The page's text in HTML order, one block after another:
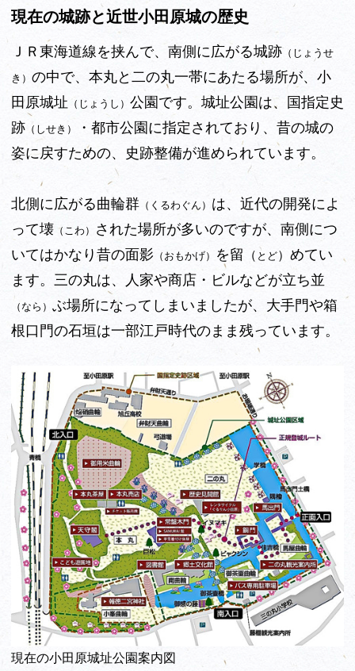
現在の城跡と近世小田原城の歴史
ＪＲ東海道線を挟んで、南側に広がる城跡 （じょうせ
き） の中で、本丸と二の丸一帯にあたる場所が、小
田原城址 （じょうし） 公園です。城址公園は、国指定史
跡 （しせき）
・都市公園に指定されており、昔の城の
姿に戻すための、史跡整備が進められています。
北側に広がる曲輪群 （くるわぐん） は、近代の開発によ
って壊 （こわ）
された場所が多いのですが、南側につ
いてはかなり昔の面影 （おもかげ） を留 （ とど） めてい
ます。三の丸は、人家や商店・ビルなどが立ち並
（なら） ぶ場所になってしまいましたが、 大手門や箱
根口門の石垣は一部江戸時代のまま残っています。
現在の小田原城址公園案内図